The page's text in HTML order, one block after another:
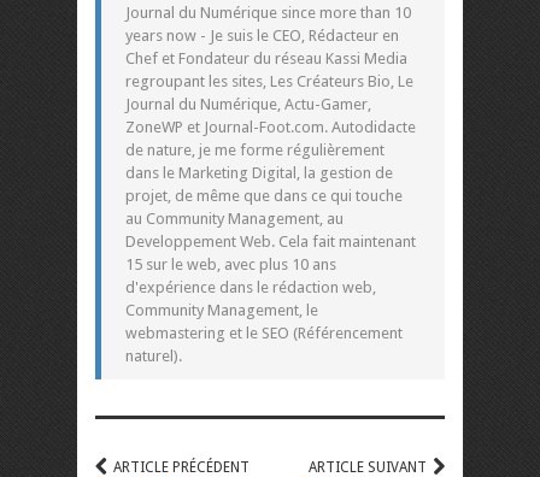
Journal du Numérique since more than 10
years now - Je suis le CEO, Rédacteur en
Chef et Fondateur du réseau Kassi Media
regroupant les sites, Les Créateurs Bio, Le
Journal du Numérique, Actu-Gamer,
ZoneWP et Journal-Foot.com. Autodidacte
de nature, je me forme régulièrement
dans le Marketing Digital, la gestion de
projet, de même que dans ce qui touche
au Community Management, au
Developpement Web. Cela fait maintenant
15 sur le web, avec plus 10 ans
d'expérience dans le rédaction web,
Community Management, le
webmastering et le SEO (Référencement
naturel).
ARTICLE PRÉCÉDENT ARTICLE SUIVANT